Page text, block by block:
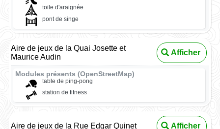
toile d'araignée
pont de singe
Aire de jeux de la Quai Josette et
Maurice Audin
Afficher
Modules présents (OpenStreetMap)
table de ping-pong
station de fitness
Aire de jeux de la Rue Edgar Quinet Afficher